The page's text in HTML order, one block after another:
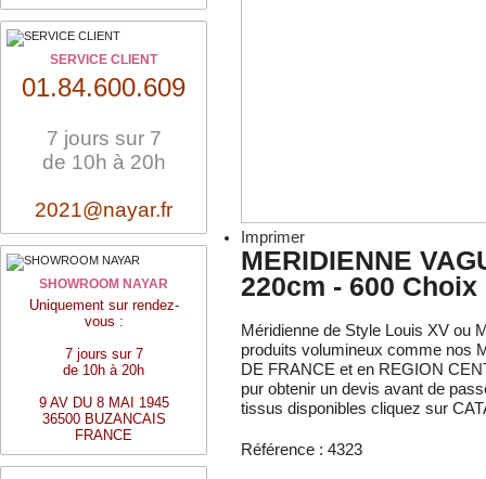
SERVICE CLIENT
01.84.600.609
7 jours sur 7
de 10h à 20h
2021@nayar.fr
SHOWROOM NAYAR
Uniquement sur rendez-
vous :
7 jours sur 7
de 10h à 20h
9 AV DU 8 MAI 1945
36500 BUZANCAIS
FRANCE
Imprimer
MERIDIENNE
220cm - 600
Méridienne de Style Louis XV ou
produits volumineux comme nos
DE FRANCE et en REGION
pur obtenir un devis avant de
tissus disponibles cliquez sur
Référence : 4323